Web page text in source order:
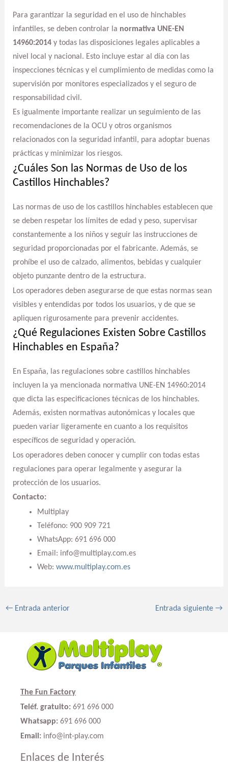
Para garantizar la seguridad en el uso de hinchables
infantiles, se deben controlar la normativa UNE-EN
14960:2014y todas las disposiciones legales aplicables a
nivel local y nacional. Esto incluye estar al día con las
inspecciones técnicas y el cumplimiento de medidas como la
supervisión por monitores especializados y el seguro de
responsabilidad civil.
Es igualmente importante realizar un seguimiento de las
recomendaciones de la OCU y otros organismos
relacionados con la seguridad infantil, para adoptar buenas
prácticas y minimizar los riesgos.
¿Cuáles Son las Normas de Uso de los
Castillos Hinchables?
Las normas de uso de los castillos hinchables establecen que
se deben respetar los límites de edad y peso, supervisar
constantemente a los niños y seguir las instrucciones de
seguridad proporcionadas por el fabricante. Además, se
prohíbe el uso de calzado, alimentos, bebidas y cualquier
objeto punzante dentro de la estructura.
Los operadores deben asegurarse de que estas normas sean
visibles y entendidas por todos los usuarios, y de que se
apliquen rigurosamente para prevenir accidentes.
¿Qué Regulaciones Existen Sobre Castillos
Hinchables en España?
En España, las regulaciones sobre castillos hinchables
incluyen la ya mencionada normativa UNE-EN 14960:2014
que dicta las especificaciones técnicas de los hinchables.
Además, existen normativas autonómicas y locales que
pueden variar ligeramente en cuanto a los requisitos
específicos de seguridad y operación.
Los operadores deben conocer y cumplir con todas estas
regulaciones para operar legalmente y asegurar la
protección de los usuarios.
Contacto:
Multiplay
Teléfono: 900 909 721
WhatsApp: 691 696 000
Email: info@multiplay.com.es
Web: www.multiplay.com.es
←Entrada anterior Entrada siguiente→
The Fun Factory
Teléf. gratuito: 691 696 000
Whatsapp: 691 696 000
Email: info@int-play.com
Enlaces de Interés